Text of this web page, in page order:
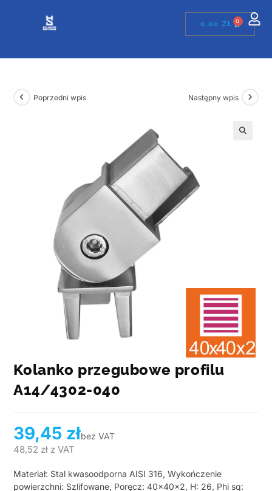
0,00ZŁ 0
Poprzedni wpis Następny wpis
Kolanko przegubowe profilu
A14/4302-040
39,45 złbez VAT
48,52 zł z VAT
Materiał: Stal kwasoodporna AISI 316, Wykończenie
powierzchni: Szlifowane, Poręcz: 40x40x2, H: 26, Phi sq: